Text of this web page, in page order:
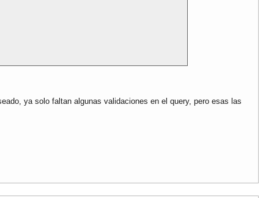
ya solo faltan algunas validaciones en el query, pero esas las